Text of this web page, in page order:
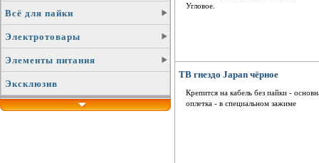
Всё для пайки
Электротовары
Элементы питания
Эксклюзив
Угловое.
ТВ гнездо Japan чёрное
Крепится на кабель без пайки -
оплетка - в специальном зажиме